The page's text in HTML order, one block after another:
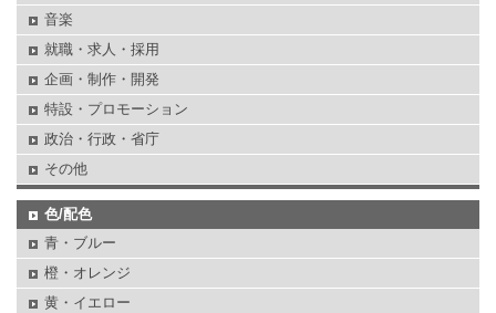
音楽
就職・求人・採用
企画・制作・開発
特設・プロモーション
政治・行政・省庁
その他
色/配色
青・ブルー
橙・オレンジ
黄・イエロー